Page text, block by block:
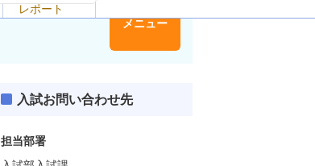
レポート
メニュー
入試お問い合わせ先
担当部署